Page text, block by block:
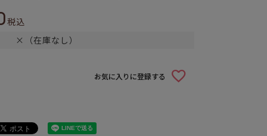
税込
×（在庫なし）
お気に入りに登録する